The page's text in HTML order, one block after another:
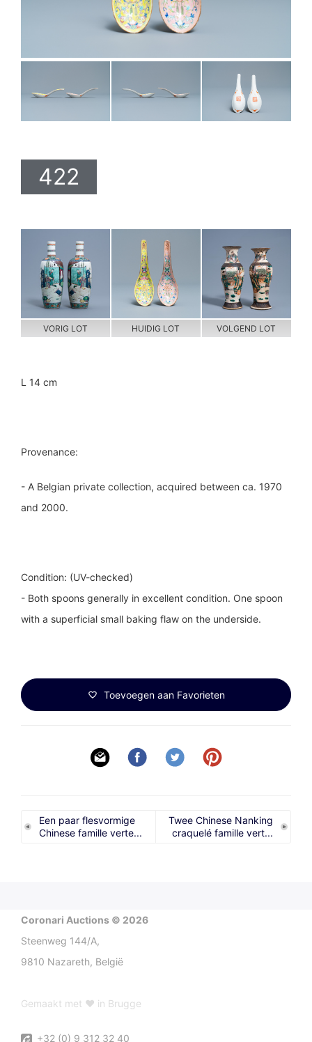
422
VORIG LOT HUIDIG LOT VOLGEND LOT
L 14 cm
Provenance:
- A Belgian private collection, acquired between ca. 1970
and 2000.
Condition: (UV-checked)
- Both spoons generally in excellent condition. One spoon
with a superficial small baking flaw on the underside.
Toevoegen aan Favorieten
Een paar flesvormige
Chinese famille verte...
Twee Chinese Nanking
craquelé famille vert...
Coronari Auctions © 2026
Steenweg 144/A,
9810 Nazareth, België
Gemaakt met ♥ in Brugge
+32 (0) 9 312 32 40